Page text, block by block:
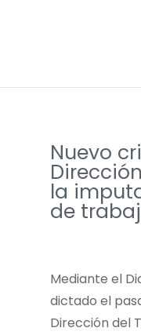
Nuevo
la
de
Mediante el
dictado el
Dirección del